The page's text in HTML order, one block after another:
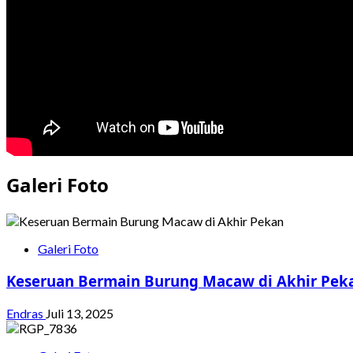
Galeri Foto
Galeri Foto
Keseruan Bermain Burung Macaw di Akhir
Endras Juli 13, 2025